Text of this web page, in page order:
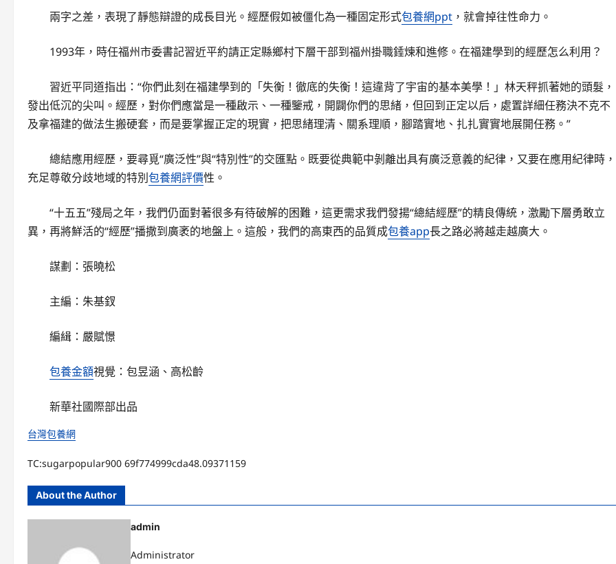
兩字之差，表現了靜態辯證的成長目光。經歷假如被僵化為一種固定形式包養網ppt ，就會掉往性命力。
1993年，時任福州市委書記習近平約請正定縣鄉村下層干部到福州掛職錘煉和進修。在福建學到的經歷怎么利用？
習近平同道指出：“你們此刻在福建學到的「失衡！徹底的失衡！這違背了宇宙的基本美學！」林天秤抓著她的頭髮，
發出低沉的尖叫。經歷，對你們應當是一種啟示、一種鑒戒，開闢你們的思緒，但回到正定以后，處置詳細任務決不克不
及拿福建的做法生搬硬套，而是要掌握正定的現實，把思緒理清、關系理順，腳踏實地、扎扎實實地展開任務。”
總結應用經歷，要尋覓“廣泛性”與“特別性”的交匯點。既要從典範中剝離出具有廣泛意義的紀律，又要在應用紀律時，
充足尊敬分歧地域的特別包養網評價性。
“十五五”殘局之年，我們仍面對著很多有待破解的困難，這更需求我們發揚“總結經歷”的精良傳統，激勵下層勇敢立
異，再將鮮活的“經歷”播撒到廣袤的地盤上。這般，我們的高東西的品質成包養app長之路必將越走越廣大。
謀劃：張曉松
主編：朱基釵
編緝：嚴賦憬
包養金額視覺：包昱涵、高松齡
新華社國際部出品
台灣包養網
TC:sugarpopular900 69f774999cda48.09371159
About the Author
admin
Administrator